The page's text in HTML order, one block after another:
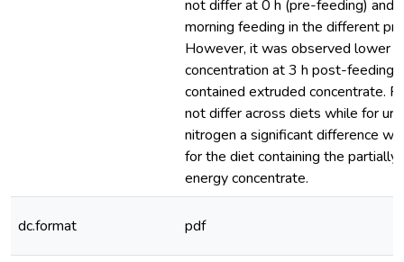
not differ at 0 h (pre-feeding) and
morning feeding in the different
However, it was observed lower
concentration at 3 h post-feeding
contained extruded concentrate.
not differ across diets while for
nitrogen a significant difference
for the diet containing the partially
energy concentrate.
dc.format pdf